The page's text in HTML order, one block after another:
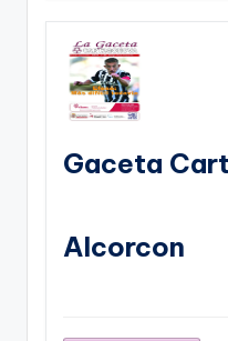
Gaceta
Alcorcon